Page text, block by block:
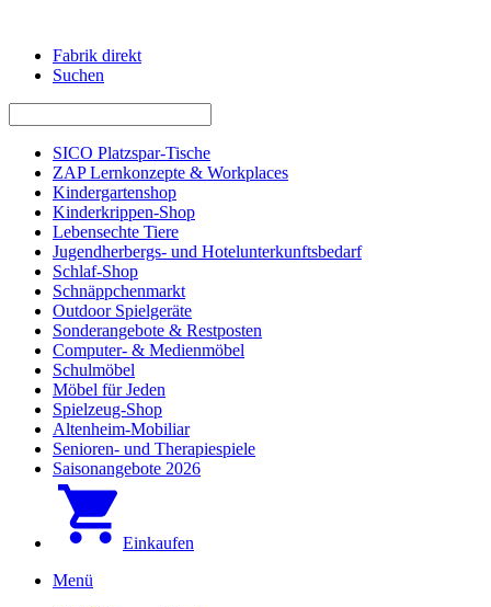
Fabrik direkt
Suchen
SICO Platzspar-Tische
ZAP Lernkonzepte & Workplaces
Kindergartenshop
Kinderkrippen-Shop
Lebensechte Tiere
Jugendherbergs- und Hotelunterkunftsbedarf
Schlaf-Shop
Schnäppchenmarkt
Outdoor Spielgeräte
Sonderangebote & Restposten
Computer- & Medienmöbel
Schulmöbel
Möbel für Jeden
Spielzeug-Shop
Altenheim-Mobiliar
Senioren- und Therapiespiele
Saisonangebote 2026
Einkaufen
Menü